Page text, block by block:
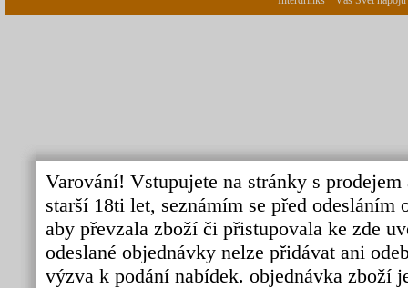
Varování! Vstupujete na stránky s
starší 18ti let, seznámím se před
aby převzala zboží či přistupovala ke zde
odeslané objednávky nelze přidávat ani
výzva k podání nabídek. objednávka zboží